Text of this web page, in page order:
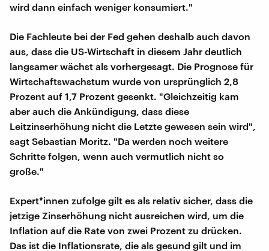
wird dann einfach weniger konsumiert."
Die Fachleute bei der Fed gehen deshalb auch davon
aus, dass die US-Wirtschaft in diesem Jahr deutlich
langsamer wächst als vorhergesagt. Die Prognose für
Wirtschaftswachstum wurde von ursprünglich 2,8
Prozent auf 1,7 Prozent gesenkt. "Gleichzeitig kam
aber auch die Ankündigung, dass diese
Leitzinserhöhung nicht die Letzte gewesen sein wird",
sagt Sebastian Moritz. "Da werden noch weitere
Schritte folgen, wenn auch vermutlich nicht so
große."
Expert*innen zufolge gilt es als relativ sicher, dass die
jetzige Zinserhöhung nicht ausreichen wird, um die
Inflation auf die Rate von zwei Prozent zu drücken.
Das ist die Inflationsrate, die als gesund gilt und im